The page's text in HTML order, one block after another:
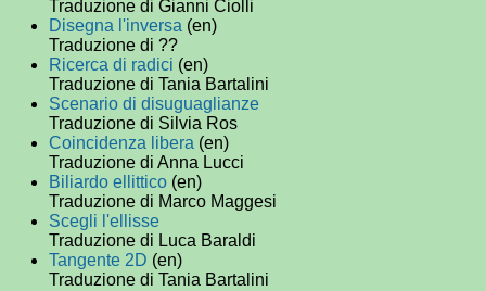
Traduzione di Gianni Ciolli
Disegna l'inversa (en)
Traduzione di ??
Ricerca di radici (en)
Traduzione di Tania Bartalini
Scenario di disuguaglianze
Traduzione di Silvia Ros
Coincidenza libera (en)
Traduzione di Anna Lucci
Biliardo ellittico (en)
Traduzione di Marco Maggesi
Scegli l'ellisse
Traduzione di Luca Baraldi
Tangente 2D (en)
Traduzione di Tania Bartalini